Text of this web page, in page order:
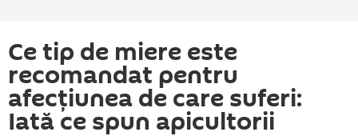
Ce tip de miere este
recomandat pentru
afecțiunea de care suferi:
Iată ce spun apicultorii